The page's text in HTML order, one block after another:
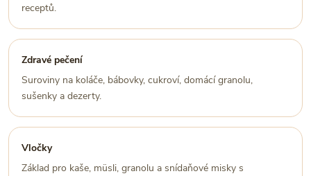
receptů.
Zdravé pečení
Suroviny na koláče, bábovky, cukroví, domácí granolu,
sušenky a dezerty.
Vločky
Základ pro kaše, müsli, granolu a snídaňové misky s